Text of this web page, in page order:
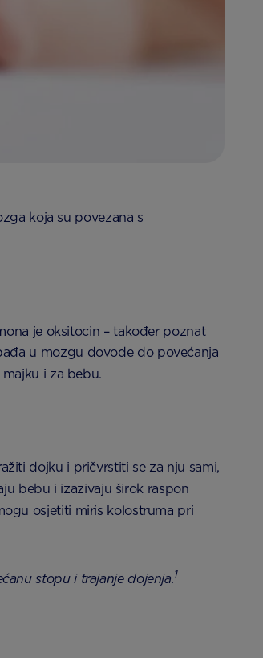
koja su povezana s
je oksitocin – također poznat
u mozgu dovode do povećanja
i za bebu.
dojku i pričvrstiti se za nju sami,
bebu i izazivaju širok raspon
osjetiti miris kolostruma pri
stopu i trajanje dojenja.1